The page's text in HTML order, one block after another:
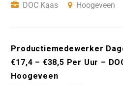
DOC Kaas
Hoogeveen
Productiemedewerker
€17,4 – €38,5 Per Uur –
Hoogeveen